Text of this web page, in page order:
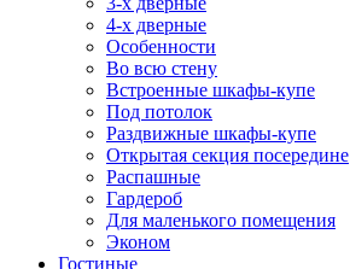
4-х дверные
Особенности
Во всю стену
Встроенные шкафы-купе
Под потолок
Раздвижные шкафы-купе
Открытая секция посередине
Распашные
Гардероб
Для маленького помещения
Эконом
Гостиные